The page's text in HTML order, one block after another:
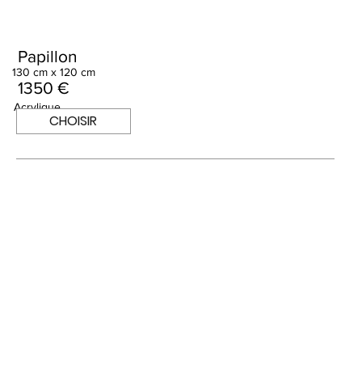
Papillon
Acrylique
1350 €
130 cm x 120 cm
CHOISIR